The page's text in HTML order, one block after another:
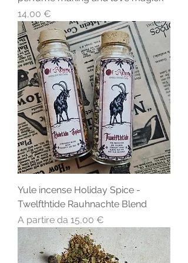
Prezzo
14,00 €
Yule incense Holiday Spice -
Twelfthtide Rauhnachte Blend
A partire da 15,00 €
Prezzo scontato